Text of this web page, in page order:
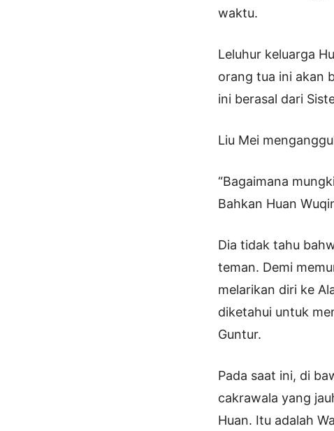
waktu.
Leluhur keluarga
orang tua ini akan
ini berasal dari
Liu Mei
“Bagaimana
Bahkan Huan
Dia tidak tahu
teman. Demi
melarikan diri ke
diketahui untuk
Guntur.
Pada saat ini, di
cakrawala yang
Huan. Itu adalah